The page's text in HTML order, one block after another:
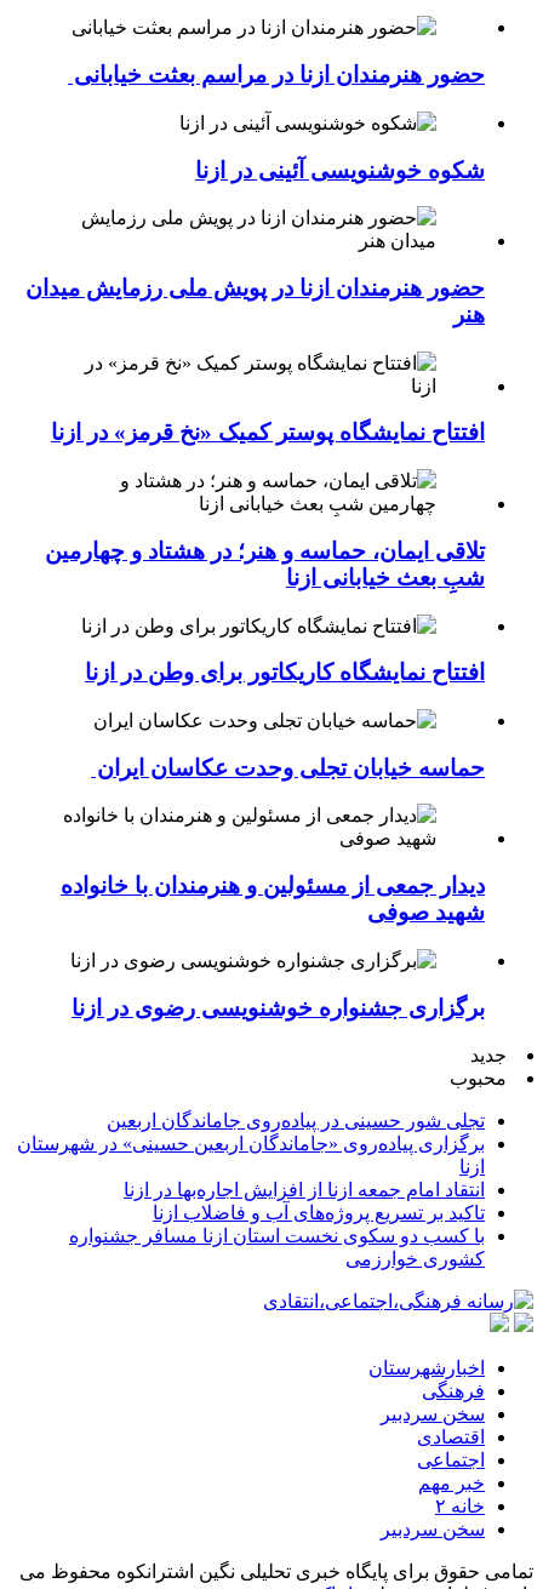
حضور هنرمندان ازنا در مراسم بعثت خیابانی
شکوه خوشنویسی آئینی در ازنا
حضور هنرمندان ازنا در پویش ملی رزمایش میدان
هنر
افتتاح نمایشگاه پوستر کمیک «نخ قرمز» در ازنا
تلاقی ایمان، حماسه و هنر؛ در هشتاد و چهارمین
شبِ بعث خیابانی ازنا
افتتاح نمایشگاه کاریکاتور برای وطن در ازنا
حماسه خیابان تجلی وحدت عکاسان ایران
دیدار جمعی از مسئولین و هنرمندان با خانواده
شهید صوفی
برگزاری جشنواره خوشنویسی رضوی در ازنا
جدید
محبوب
تجلی شور حسینی در پیاده‌روی جاماندگان اربعین
برگزاری پیاده‌روی «جاماندگان اربعین حسینی» در شهرستان
ازنا
انتقاد امام جمعه ازنا از افزایش اجاره‌بها در ازنا
تاکید بر تسریع پروژه‌های آب و فاضلاب ازنا
با کسب دو سکوی نخست استان ازنا مسافر جشنواره
کشوری خوارزمی
اخبارشهرستان
فرهنگی
سخن سردبیر
اقتصادی
اجتماعی
خبر مهم
خانه ۲
سخن سردبیر
تمامی حقوق برای پایگاه خبری تحلیلی نگین اشترانکوه محفوظ می